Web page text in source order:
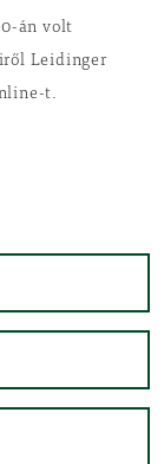
án volt
Leidinger
t.